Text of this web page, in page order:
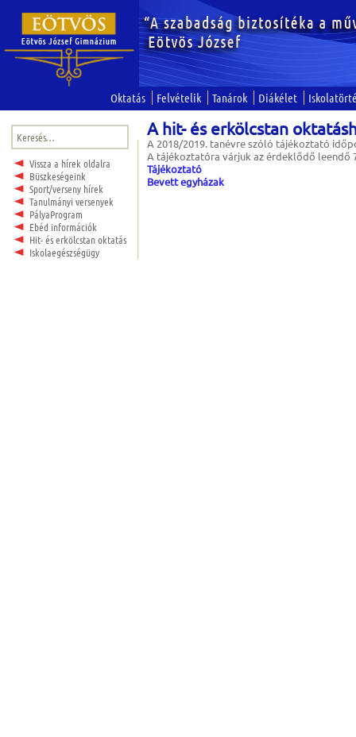
Oktatás Felvételik Tanárok Diákélet
Keresés:
Vissza a hírek oldalra
Büszkeségeink
Sport/verseny hírek
Tanulmányi versenyek
PályaProgram
Ebéd információk
Hit- és erkölcstan oktatás
Iskolaegészségügy
A hit- és erkölcstan
A 2018/2019. tanévre szóló tájékoztató
A tájékoztatóra várjuk az érdeklődő leendő
Tájékoztató
Bevett egyházak